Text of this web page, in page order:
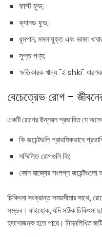
ফাস্ট ফুড;
ক্যানড ফুড;
ধূমপান, মসলাযুক্ত এবং ভাজা
সুপ্ত পণ্য;
ক্ষতিকারক খাদ্য "ই shki"
বেচেত্রেভ রোগ -
একটি রোগের উন্নয়ন প্রভাবিত যে
কি জয়েন্টগুলি প্রাথমিকভাবে
সম্মিলিত রোগগুলি কি;
কোন রাজ্যের সংলগ্ন জয়েন্টগুলো
চিকিৎসা সংক্রান্ত সময়সীমার সাথে,
সম্ভব। যাইহোক, যদি সঠিক চিকিৎসা
হতাশাজনক হতে পারে। নিম্নলিখিত